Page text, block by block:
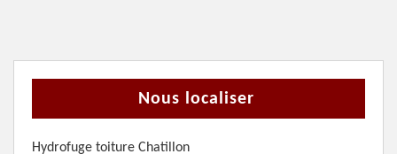
Nous localiser
Hydrofuge toiture Chatillon